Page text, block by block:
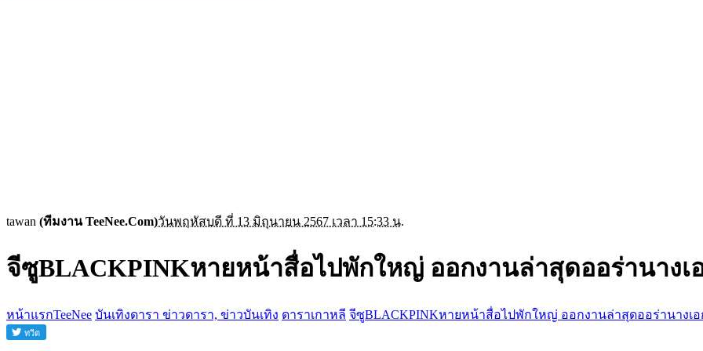
tawan (ทีมงาน TeeNee.Com)วันพฤหัสบดี ที่ 13 มิถุนายน 2567 เวลา 15:33 น.
จีซูBLACKPINKหายหน้าสื่อไปพักใหญ่ ออกงานล่าสุดออร่านางเ
หน้าแรกTeeNee บันเทิงดารา ข่าวดารา, ข่าวบันเทิง ดาราเกาหลี จีซูBLACKPINKหายหน้าสื่อไปพักใหญ่ ออกงานล่าสุดออร่านางเอ